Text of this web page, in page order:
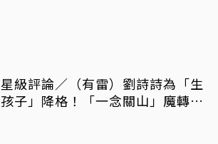
星級評論／（有雷）劉詩詩為「生
孩子」降格！「一念關山」魔轉成